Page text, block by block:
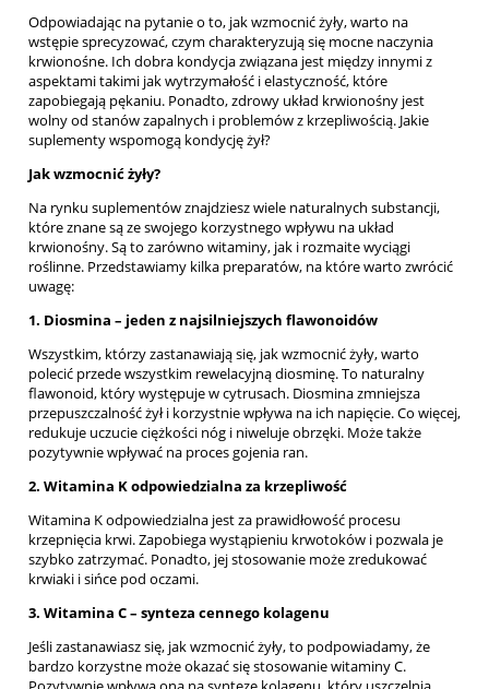
Odpowiadając na pytanie o to, jak wzmocnić żyły, warto na
wstępie sprecyzować, czym charakteryzują się mocne naczynia
krwionośne. Ich dobra kondycja związana jest między innymi z
aspektami takimi jak wytrzymałość i elastyczność, które
zapobiegają pękaniu. Ponadto, zdrowy układ krwionośny jest
wolny od stanów zapalnych i problemów z krzepliwością. Jakie
suplementy wspomogą kondycję żył?
Jak wzmocnić żyły?
Na rynku suplementów znajdziesz wiele naturalnych substancji,
które znane są ze swojego korzystnego wpływu na układ
krwionośny. Są to zarówno witaminy, jak i rozmaite wyciągi
roślinne. Przedstawiamy kilka preparatów, na które warto zwrócić
uwagę:
1. Diosmina – jeden z najsilniejszych flawonoidów
Wszystkim, którzy zastanawiają się, jak wzmocnić żyły, warto
polecić przede wszystkim rewelacyjną diosminę. To naturalny
flawonoid, który występuje w cytrusach. Diosmina zmniejsza
przepuszczalność żył i korzystnie wpływa na ich napięcie. Co więcej,
redukuje uczucie ciężkości nóg i niweluje obrzęki. Może także
pozytywnie wpływać na proces gojenia ran.
2. Witamina K odpowiedzialna za krzepliwość
Witamina K odpowiedzialna jest za prawidłowość procesu
krzepnięcia krwi. Zapobiega wystąpieniu krwotoków i pozwala je
szybko zatrzymać. Ponadto, jej stosowanie może zredukować
krwiaki i sińce pod oczami.
3. Witamina C– synteza cennego kolagenu
Jeśli zastanawiasz się, jak wzmocnić żyły, to podpowiadamy, że
bardzo korzystne może okazać się stosowanie witaminy C.